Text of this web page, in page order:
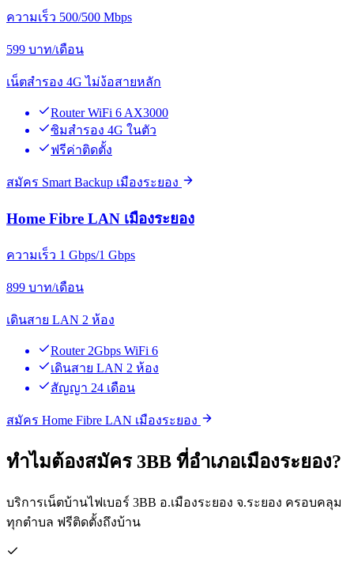
ความเร็ว 500/500 Mbps
599 บาท/เดือน
เน็ตสำรอง 4G ไม่ง้อสายหลัก
Router WiFi 6 AX3000
ซิมสำรอง 4G ในตัว
ฟรีค่าติดตั้ง
สมัคร Smart Backup เมืองระยอง
Home Fibre LAN เมืองระยอง
ความเร็ว 1 Gbps/1 Gbps
899 บาท/เดือน
เดินสาย LAN 2 ห้อง
Router 2Gbps WiFi 6
เดินสาย LAN 2 ห้อง
สัญญา 24 เดือน
สมัคร Home Fibre LAN เมืองระยอง
ทำไมต้องสมัคร 3BB ที่อำเภอเมืองระยอง?
บริการเน็ตบ้านไฟเบอร์ 3BB อ.เมืองระยอง จ.ระยอง ครอบคลุม
ทุกตำบล ฟรีติดตั้งถึงบ้าน